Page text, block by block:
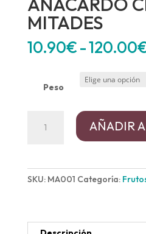
MITADES
10.90€-120.00
Peso
CRUDO
AÑADIR
SKU: MA001 Categoría: